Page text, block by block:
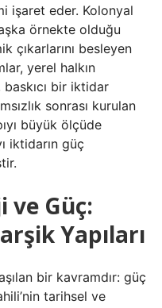
işaret eder. Kolonyal
örnekte olduğu
çıkarlarını besleyen
yerel halkın
baskıcı bir iktidar
sonrası kurulan
büyük ölçüde
iktidarın güç
ve Güç:
Yapıları
bir kavramdır: güç
tarihsel ve